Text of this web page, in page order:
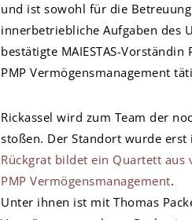
und ist sowohl für die
innerbetriebliche Aufgaben des
bestätigte MAIESTAS-Vorständin
PMP Vermögensmanagement
Rickassel wird zum Team der
stoßen. Der Standort wurde
Rückgrat bildet ein Quartett
PMP Vermögensmanagement.
Unter ihnen ist mit Thomas